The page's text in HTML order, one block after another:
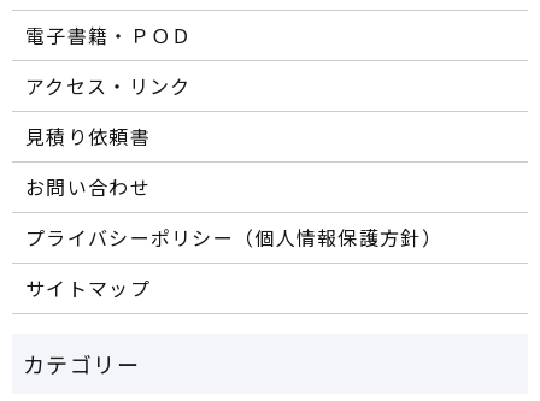
電子書籍・ＰＯＤ
アクセス・リンク
見積り依頼書
お問い合わせ
プライバシーポリシー（個人情報保護方針）
サイトマップ